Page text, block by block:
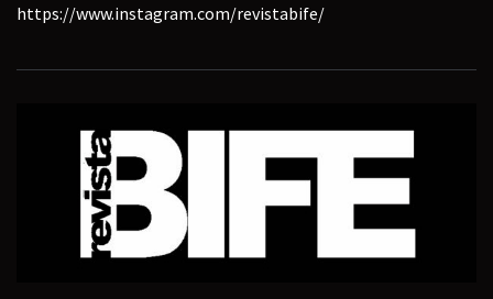
https://www.instagram.com/revistabife/